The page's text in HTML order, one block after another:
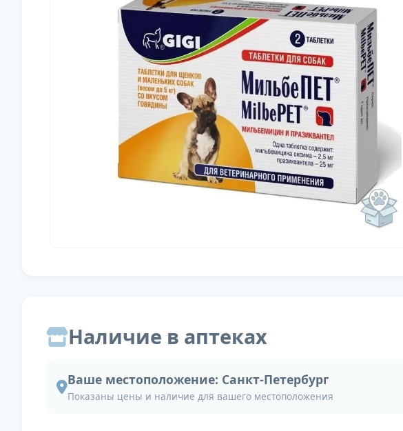
Наличие в аптеках
Ваше местоположение: Санкт-Петербург
Показаны цены и наличие для вашего местоположения